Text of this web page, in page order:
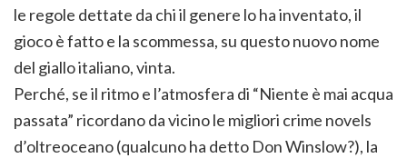
le regole dettate da chi il genere lo ha inventato, il
gioco è fatto e la scommessa, su questo nuovo nome
del giallo italiano, vinta.
Perché, se il ritmo e l’atmosfera di “Niente è mai acqua
passata” ricordano da vicino le migliori crime novels
d’oltreoceano (qualcuno ha detto Don Winslow?), la